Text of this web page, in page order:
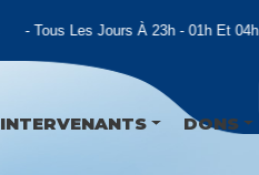
Tous Les Jours À 23h - 01h Et 04h
INTERVENANTS DONS